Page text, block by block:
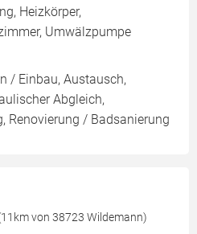
Heizkörper,
Umwälzpumpe
/ Einbau, Austausch,
Abgleich,
Renovierung / Badsanierung
von 38723 Wildemann)